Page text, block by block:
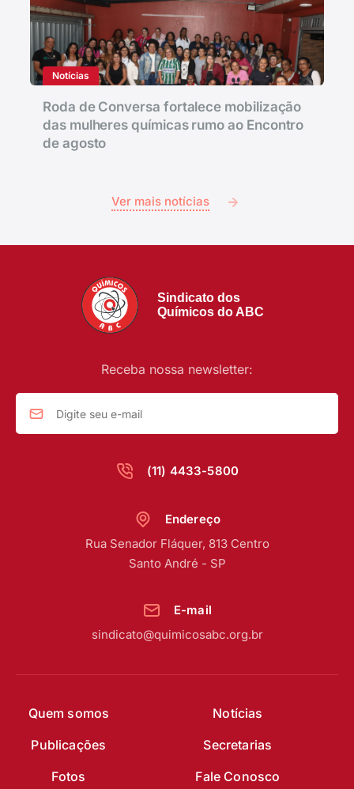
Notícias
Roda de Conversa fortalece mobilização
das mulheres químicas rumo ao Encontro
de agosto
Ver mais notícias
Sindicato dos
Químicos do ABC
(11) 4433-5800
Receba nossa newsletter:
Quem somos
Notícias
Publicações
Secretarias
Fotos
Fale Conosco
Endereço
Rua Senador Fláquer, 813 Centro
Santo André - SP
E-mail
sindicato@quimicosabc.org.br